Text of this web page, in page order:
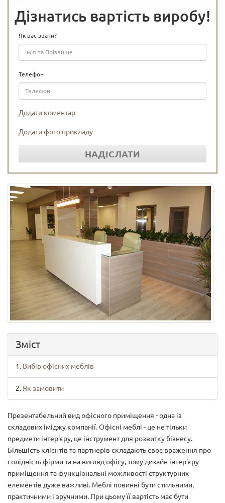
Дізнатись вартість виробу!
Як вас звати?
Телефон
Додати коментар
Додати фото прикладу
НАДІСЛАТИ
Зміст
Вибір офісних меблів
Як замовити
Презентабельний вид офісного приміщення - одна із
складових іміджу компанії. Офісні меблі - це не тільки
предмети інтер'єру, це інструмент для розвитку бізнесу.
Більшість клієнтів та партнерів складають своє враження про
солідність фірми та на вигляд офісу, тому дизайн інтер'єру
приміщення та функціональні можливості структурних
елементів дуже важливі. Меблі повинні бути стильними,
практичними і зручними. При цьому її вартість має бути